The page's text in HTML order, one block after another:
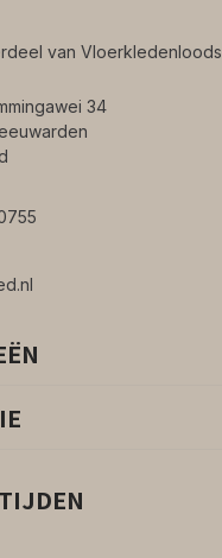
van Vloerkledenloods
34